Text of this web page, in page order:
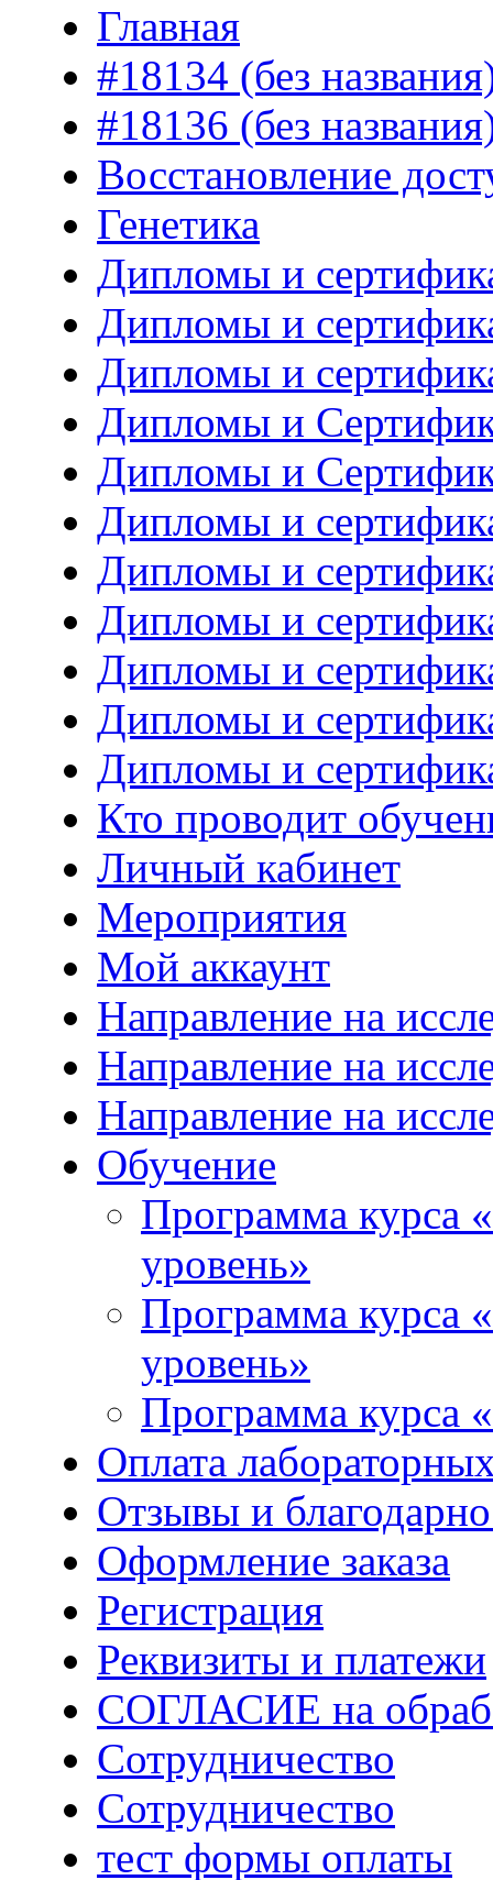
Главная
#18134 (без
#18136 (без
Восстановление
Генетика
Дипломы и
Дипломы и
Дипломы и
Дипломы и
Дипломы и
Дипломы и
Дипломы и
Дипломы и
Дипломы и
Дипломы и
Дипломы и
Кто проводит
Личный кабинет
Мероприятия
Мой аккаунт
Направление на
Направление на
Направление на
Обучение
Программа курса
уровень»
Программа курса
уровень»
Программа курса
Оплата
Отзывы и
Оформление заказа
Регистрация
Реквизиты и платежи
СОГЛАСИЕ на
Сотрудничество
Сотрудничество
тест формы оплаты